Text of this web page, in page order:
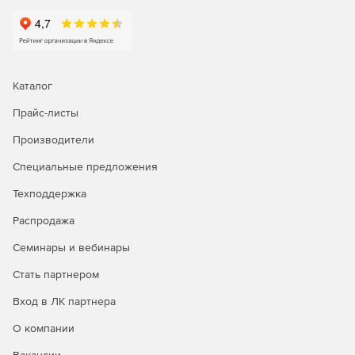
Аудит управления действиями пользователей в сети.
пользователей; определять ответственность за
учетных записях в домене; просматривать отчеты о
и экспортировать данные в желаемый формат.
Мгновенные оповещения об изменениях в Active
Directory по электронной почте. Идентификация
мгновенного оповещения административной службы
актуальности и важности позволяют избежать
нежелательных событий.
Аудит всех элементов среды Microsoft Server.
среде Microsoft Server обеспечивает безопасность и
защищенность корпоративной среды в целом.
Каталог
Прайс-листы
Производители
Специальные предложения
Техподдержка
Распродажа
Семинары и вебинары
Стать партнером
Вход в ЛК партнера
О компании